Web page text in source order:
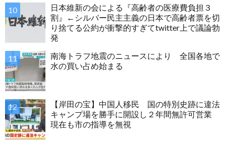
日本維新の会による『高齢者の医療費負担３
割』←シルバー民主主義の日本で高齢者票を切
り捨てる公約が衝撃的すぎてtwitter上で議論勃
発
南海トラフ地震のニュースにより 全国各地で
水の買い占め始まる
【岸田の宝】中国人移民 国の特別史跡に違法
キャンプ場を勝手に開設し２年間無許可営業
現在も市の指導を無視